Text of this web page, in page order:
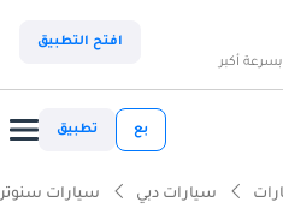
أكبر
افتح التطبيق
بع تطبيق
سيارات دبي سيارات